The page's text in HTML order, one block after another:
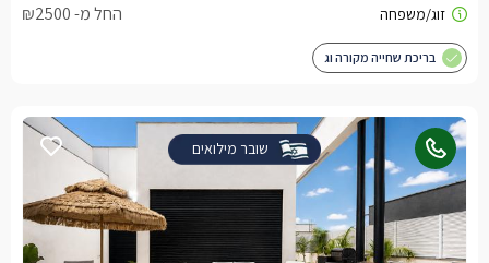
החל מ- ₪2500
בריכת שחייה מקורה וג
שובר מילואים